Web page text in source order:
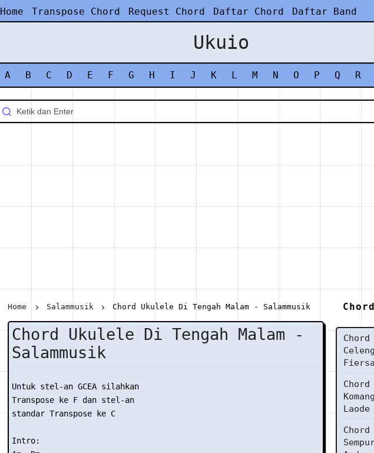
Home Transpose Chord Request Chord Daftar Chord Daftar Band
Ukuio
A B C D E F G H I J K L M N O P Q R
Home Salammusik Chord Ukulele Di Tengah Malam - Salammusik
Chord Ukulele Di Tengah Malam -
Salammusik
Untuk stel-an GCEA silahkan
Transpose ke F dan stel-an
standar Transpose ke C
Intro:
Laode